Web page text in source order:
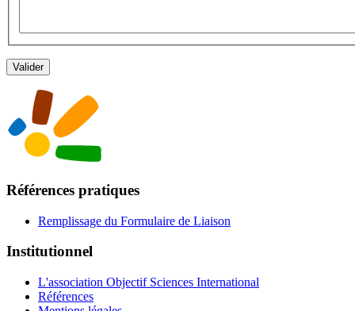
Références pratiques
Remplissage du Formulaire de Liaison
Institutionnel
L'association Objectif Sciences International
Références